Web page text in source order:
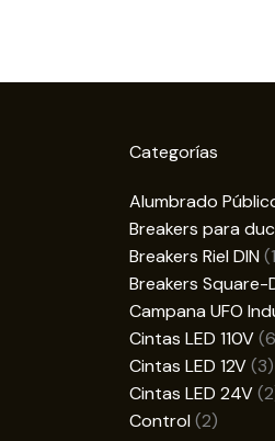
Categorías
Alumbrado
Breakers para
Breakers Riel DIN
Breakers Square-
Campana UFO
Cintas LED 110V 6
Cintas LED 12V 33
Cintas LED 24V 2
Control 22